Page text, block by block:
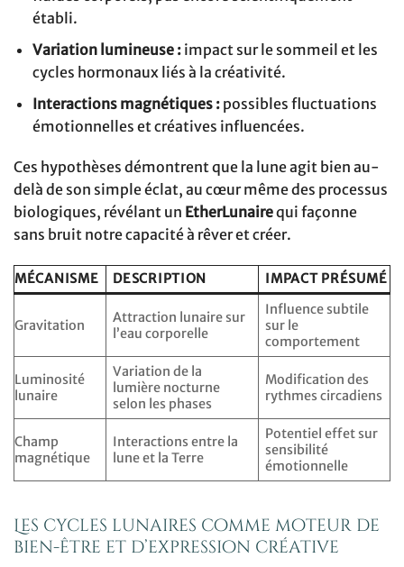
établi.
Variation lumineuse :impact sur le sommeil et les
cycles hormonaux liés à la créativité.
Interactions magnétiques :possibles fluctuations
émotionnelles et créatives influencées.
Ces hypothèses démontrent que la lune agit bien au-
delà de son simple éclat, au cœur même des processus
biologiques, révélant un EtherLunairequi façonne
sans bruit notre capacité à rêver et créer.
MÉCANISME DESCRIPTION IMPACT PRÉSUMÉ
Gravitation
Attraction lunaire sur
l’eau corporelle
Influence subtile
sur le
comportement
Luminosité
lunaire
Variation de la
lumière nocturne
selon les phases
Modification des
rythmes circadiens
Champ
magnétique
Interactions entre la
lune et la Terre
Potentiel effet sur
sensibilité
émotionnelle
Les cycles lunaires comme moteur de
bien-être et d’expression créative